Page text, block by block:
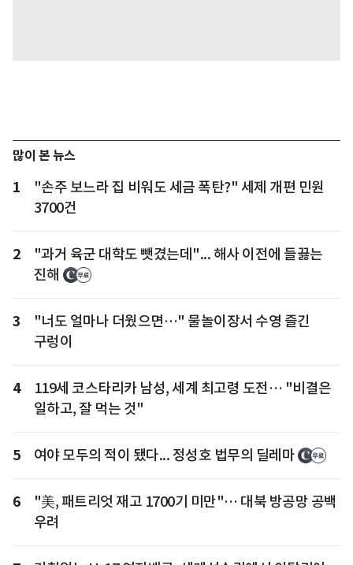
많이 본 뉴스
1
"손주 보느라 집 비워도 세금 폭탄?" 세제 개편 민원
3700건
2
"과거 육군 대학도 뺏겼는데"... 해사 이전에 들끓는
진해
3
"너도 얼마나 더웠으면…" 물놀이장서 수영 즐긴
구렁이
4
119세 코스타리카 남성, 세계 최고령 도전… "비결은
일하고, 잘 먹는 것"
5 여야 모두의 적이 됐다... 정성호 법무의 딜레마
6
"美, 패트리엇 재고 1700기 미만"… 대북 방공망 공백
우려